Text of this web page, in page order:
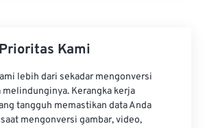
Kami
lebih dari sekadar mengonversi
melindunginya. Kerangka kerja
tangguh memastikan data Anda
mengonversi gambar, video,